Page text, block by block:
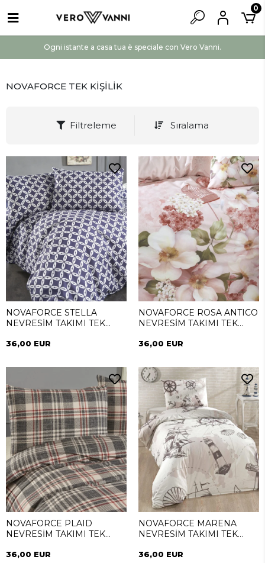
Ogni istante a casa tua è speciale con Vero Vanni.
0
NOVAFORCE TEK KİŞİLİK
Filtreleme Sıralama
NOVAFORCE STELLA
NEVRESİM TAKIMI TEK
36,00 EUR
NOVAFORCE ROSA ANTICO
NEVRESİM TAKIMI TEK
36,00 EUR
NOVAFORCE PLAID
NEVRESİM TAKIMI TEK
36,00 EUR
NOVAFORCE MARENA
NEVRESİM TAKIMI TEK
36,00 EUR